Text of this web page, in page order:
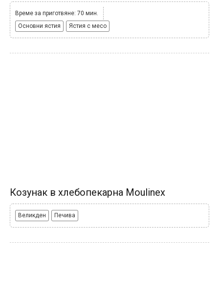
Време за приготвяне: 70 мин.
Основни ястия
Ястия с месо
Козунак в хлебопекарна Moulinex
Великден Печива